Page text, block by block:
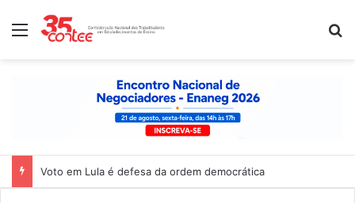
Menu
Voto em Lula é defesa da ordem democrática